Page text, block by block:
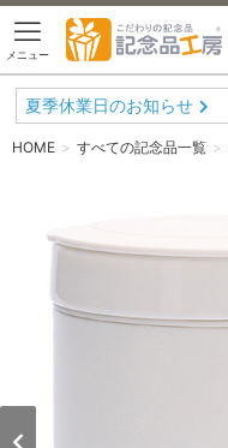
メニュー
夏季休業日のお知らせ
HOME すべての記念品一覧